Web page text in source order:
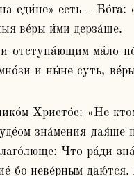
есть – Бо́га:
ве́ры и́ми дерза́ше.
и ны́не суть,
зна́мения
Что ра́ди
бо неве́рным